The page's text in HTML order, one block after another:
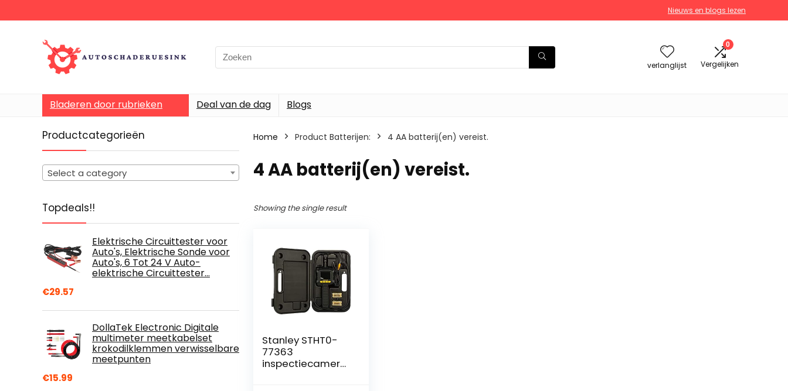
Nieuws en blogs lezen
verlanglijst
0
Vergelijken
Bladeren door rubrieken Deal van de dag Blogs
Productcategorieën
Select a category
Topdeals!!
Elektrische Circuittester voor
Auto's, Elektrische Sonde voor
Auto's, 6 Tot 24 V Auto-
elektrische Circuittester…
€29.57
DollaTek Electronic Digitale
multimeter meetkabelset
krokodilklemmen verwisselbare
meetpunten
€15.99
Home Product Batterijen: ‎4 AA batterij(en) vereist.
‎4 AA batterij(en) vereist.
Showing the single result
Stanley STHT0-
77363
inspectiecamera